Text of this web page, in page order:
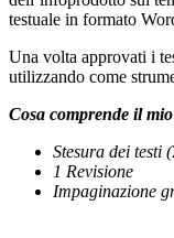
testuale in formato
Una volta approvati i
utilizzando come
Cosa comprende il
Stesura dei testi (
1 Revisione
Impaginazione